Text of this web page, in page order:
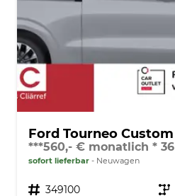
Ford Tourneo Custom
sofort lieferbar Neuwagen
Fahrzeugnr. 349100 Getriebe